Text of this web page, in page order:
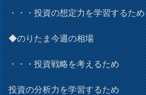
・・・投資の想定力を学習するため
◆のりたま今週の相場
・・・投資戦略を考えるため
投資の分析力を学習するため